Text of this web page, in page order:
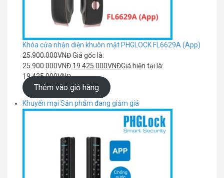
Khóa cửa nhận diện khuôn mặt PHGLOCK FL6629A (App)
25.900.000VNĐGiá gốc là:
25.900.000VNĐ. 19.425.000VNĐGiá hiện tại là:
19.425.000VNĐ.
Thêm vào giỏ hàng
Khuyến mại Sản phẩm đang giảm giá